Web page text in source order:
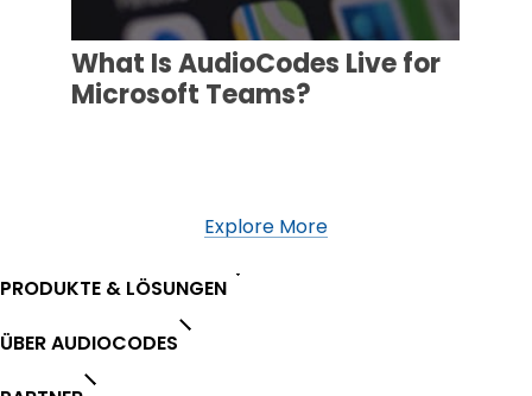
What Is AudioCodes Live for
Microsoft Teams?
Explore More
PRODUKTE & LÖSUNGEN
ÜBER AUDIOCODES